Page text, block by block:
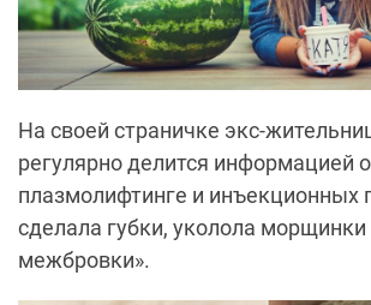
На своей страничке экс-
регулярно делится информацией о
плазмолифтинге и инъекционных
сделала губки, уколола морщинки
межбровки».